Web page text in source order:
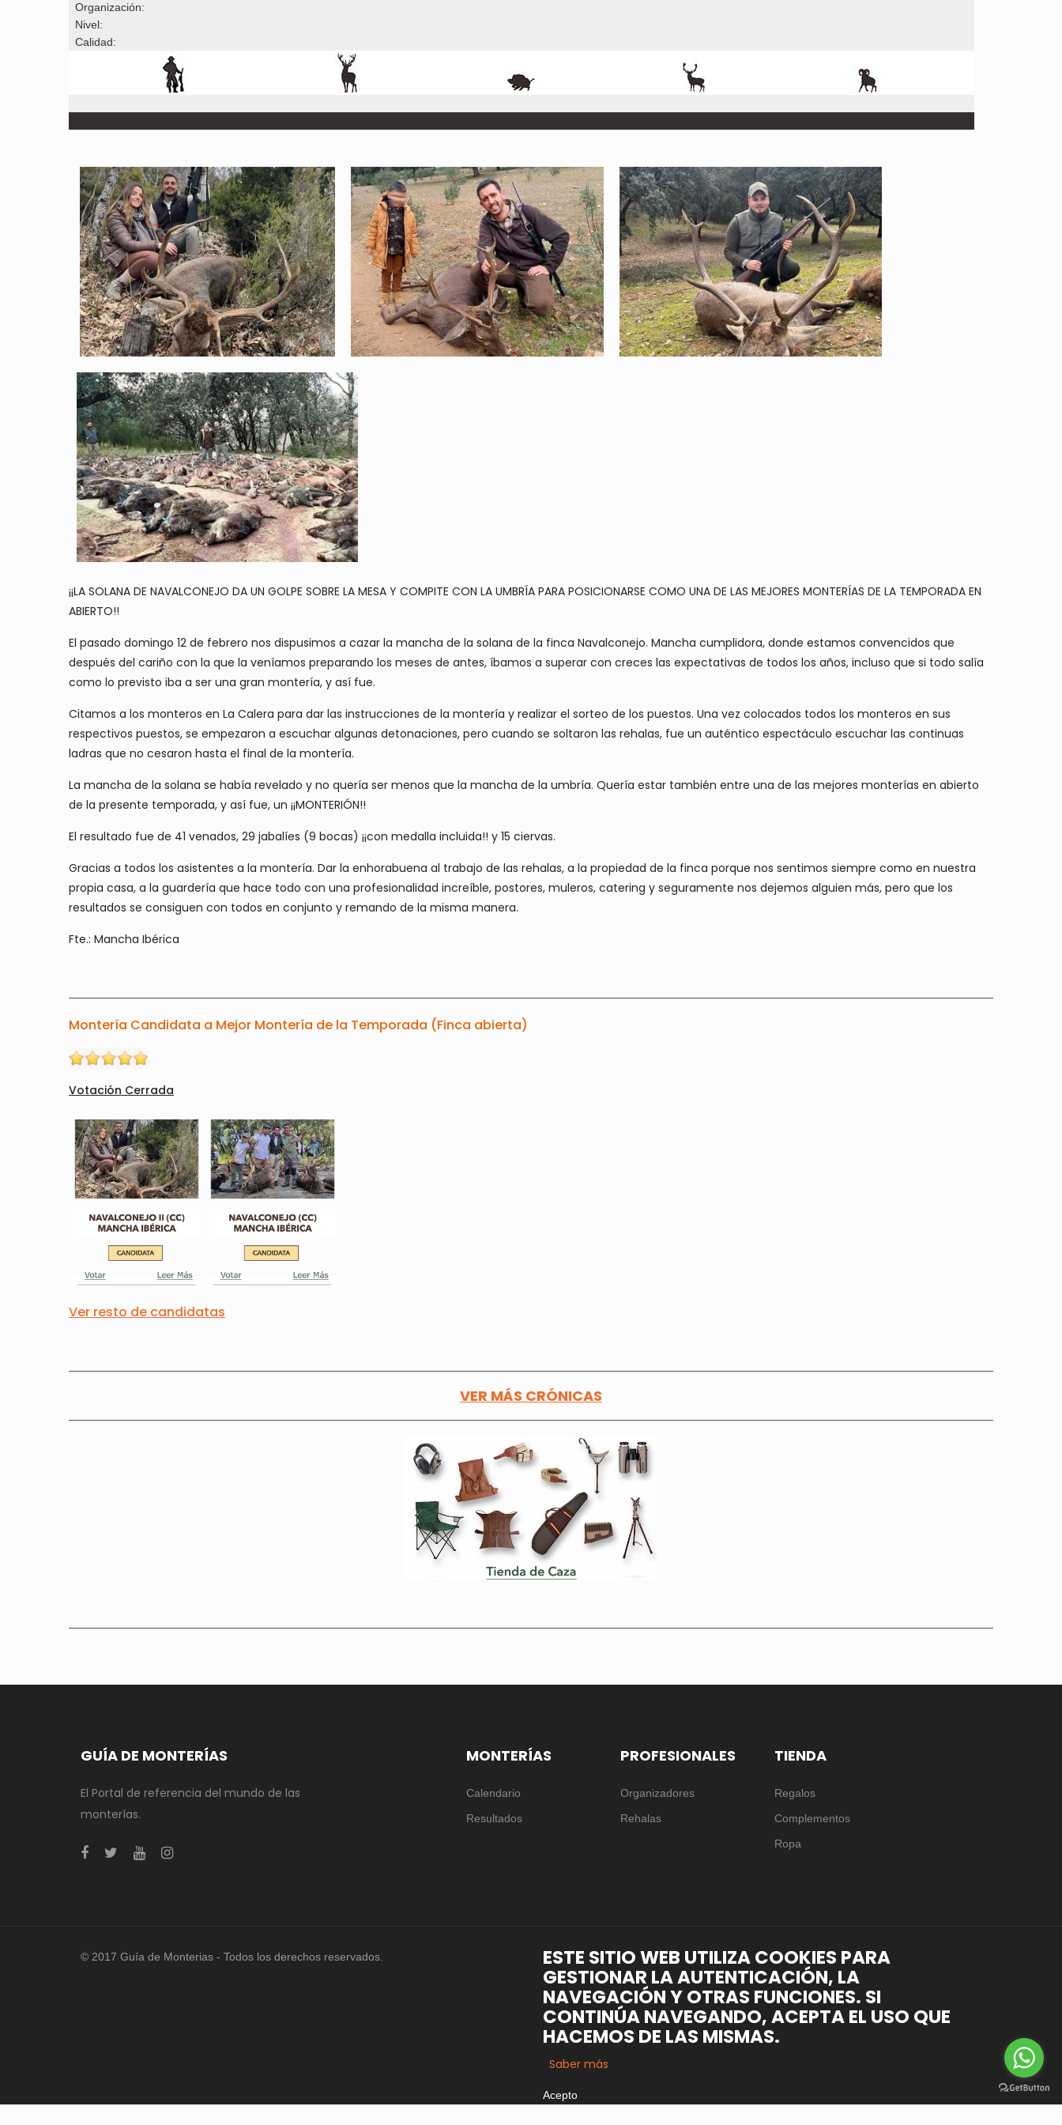
Organización:
Nivel:
Calidad:
¡¡LA SOLANA DE NAVALCONEJO DA UN GOLPE SOBRE LA MESA Y COMPITE CON LA UMBRÍA PARA POSICIONARSE COMO UNA DE LAS MEJORES MONTERÍAS DE LA TEMPORADA EN
ABIERTO!!
El pasado domingo 12 de febrero nos dispusimos a cazar la mancha de la solana de la finca Navalconejo. Mancha cumplidora, donde estamos convencidos que
después del cariño con la que la veníamos preparando los meses de antes, íbamos a superar con creces las expectativas de todos los años, incluso que si todo salía
como lo previsto iba a ser una gran montería, y así fue.
Citamos a los monteros en La Calera para dar las instrucciones de la montería y realizar el sorteo de los puestos. Una vez colocados todos los monteros en sus
respectivos puestos, se empezaron a escuchar algunas detonaciones, pero cuando se soltaron las rehalas, fue un auténtico espectáculo escuchar las continuas
ladras que no cesaron hasta el final de la montería.
La mancha de la solana se había revelado y no quería ser menos que la mancha de la umbría. Quería estar también entre una de las mejores monterías en abierto
de la presente temporada, y así fue, un ¡¡MONTERIÓN!!
El resultado fue de 41 venados, 29 jabalíes (9 bocas) ¡¡con medalla incluida!! y 15 ciervas.
Gracias a todos los asistentes a la montería. Dar la enhorabuena al trabajo de las rehalas, a la propiedad de la finca porque nos sentimos siempre como en nuestra
propia casa, a la guardería que hace todo con una profesionalidad increíble, postores, muleros, catering y seguramente nos dejemos alguien más, pero que los
resultados se consiguen con todos en conjunto y remando de la misma manera.
Fte.: Mancha Ibérica
Montería Candidata a Mejor Montería de la Temporada (Finca abierta)
Votación Cerrada
Ver resto de candidatas
VER MÁS CRÓNICAS
GUÍA DE MONTERÍAS
El Portal de referencia del mundo de las
monterías.
MONTERÍAS
Calendario
Resultados
PROFESIONALES
Organizadores
Rehalas
TIENDA
Regalos
Complementos
Ropa
© 2017 Guía de Monterias - Todos los derechos reservados. ESTE SITIO WEB UTILIZA COOKIES PARA
GESTIONAR LA AUTENTICACIÓN, LA
NAVEGACIÓN Y OTRAS FUNCIONES. SI
CONTINÚA NAVEGANDO, ACEPTA EL USO QUE
HACEMOS DE LAS MISMAS.
Saber más
Acepto